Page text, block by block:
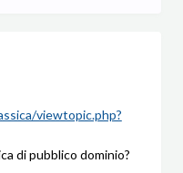
viewtopic.php?
di pubblico dominio?